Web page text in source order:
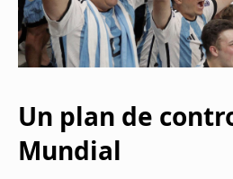
Un plan de
Mundial